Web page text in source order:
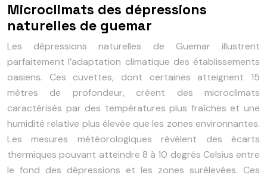
Microclimats des dépressions
naturelles de guemar
Les dépressions naturelles de Guemar illustrent
parfaitement l’adaptation climatique des établissements
oasiens. Ces cuvettes, dont certaines atteignent 15
mètres de profondeur, créent des microclimats
caractérisés par des températures plus fraîches et une
humidité relative plus élevée que les zones environnantes.
Les mesures météorologiques révèlent des écarts
thermiques pouvant atteindre 8 à 10 degrés Celsius entre
le fond des dépressions et les zones surélevées. Ces